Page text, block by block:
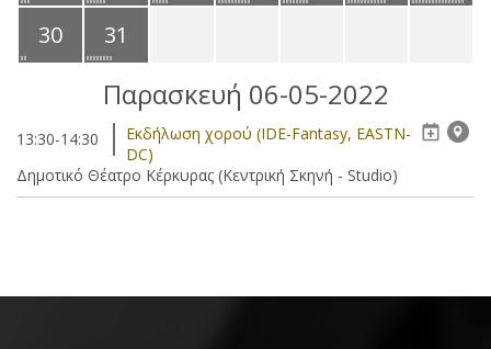
30
31
Παρασκευή 06-05-2022
13:30-14:30
Eκδήλωση χορού (IDE-Fantasy, EASTN-
DC)
Δημοτικό Θέατρο Κέρκυρας (Κεντρική Σκηνή - Studio)